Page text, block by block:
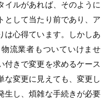
イルがあれば、そのように
として当たり前であり、ア
は心得ています。しかしあ
流業者もついていけませ
付きで変更を求めるケース
な変更に見えても、変更し
生し、煩雑な手続きが必要